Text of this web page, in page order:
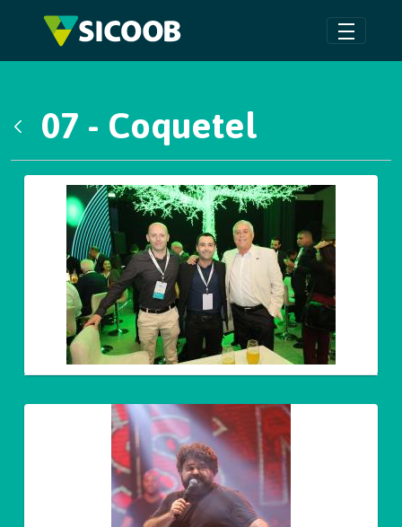
Pular para o Conteúdo principal
07 - Coquetel
Galeria de Mídias